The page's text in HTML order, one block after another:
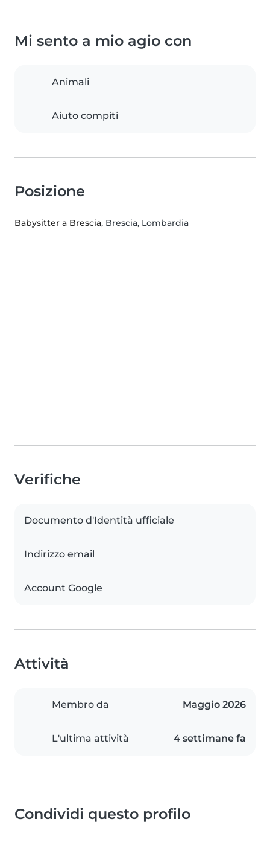
Mi sento a mio agio con
Animali
Aiuto compiti
Posizione
Babysitter a Brescia, Brescia, Lombardia
Verifiche
Documento d'Identità ufficiale
Indirizzo email
Account Google
Attività
Membro da Maggio 2026
L'ultima attività 4 settimane fa
Condividi questo profilo